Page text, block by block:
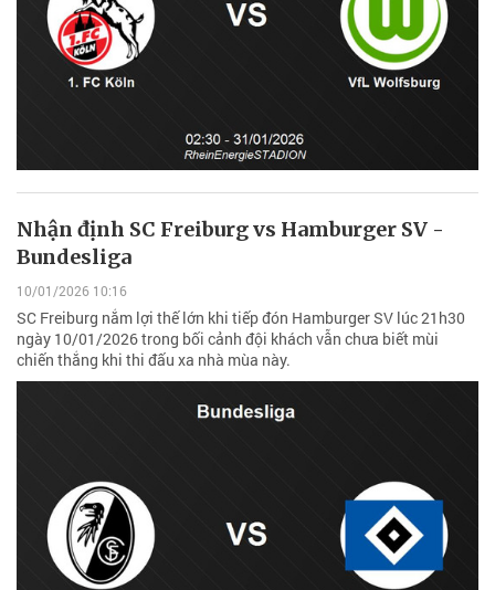
Nhận định SC Freiburg vs Hamburger SV -
Bundesliga
10/01/2026 10:16
SC Freiburg nắm lợi thế lớn khi tiếp đón Hamburger SV lúc 21h30
ngày 10/01/2026 trong bối cảnh đội khách vẫn chưa biết mùi
chiến thắng khi thi đấu xa nhà mùa này.